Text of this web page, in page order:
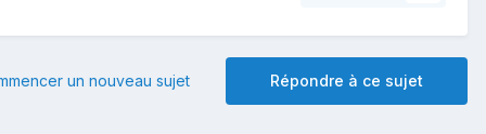
Répondre à ce sujet
un nouveau sujet